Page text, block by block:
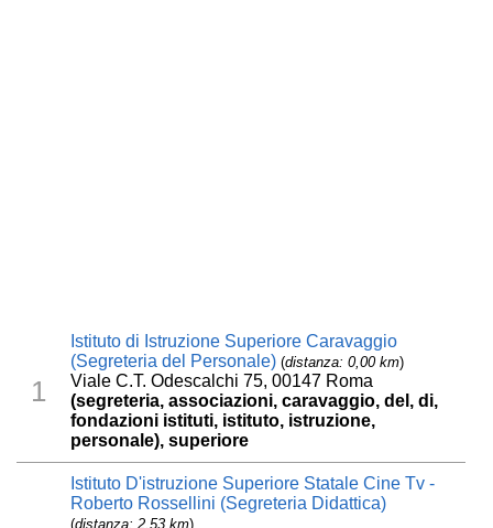
1
Istituto di Istruzione Superiore Caravaggio
(Segreteria del Personale) (distanza: 0,00 km)
Viale C.T. Odescalchi 75, 00147 Roma
(segreteria, associazioni, caravaggio, del, di,
fondazioni istituti, istituto, istruzione,
personale), superiore
Istituto D'istruzione Superiore Statale Cine Tv -
Roberto Rossellini (Segreteria Didattica)
(distanza: 2,53 km)